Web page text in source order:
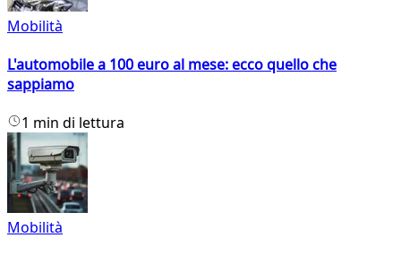
Mobilità
L'automobile a 100 euro al mese: ecco quello che
sappiamo
1 min di lettura
Mobilità